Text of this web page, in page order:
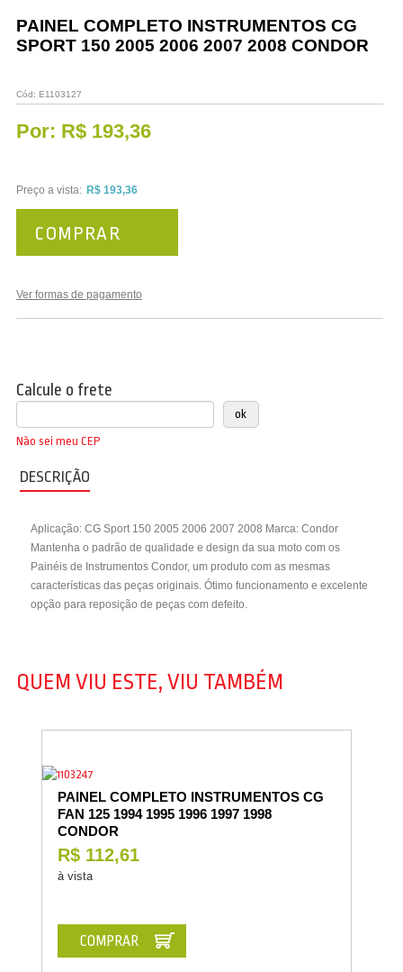
Promoções
PAINEL COMPLETO INSTRUMENTOS CG
SPORT 150 2005 2006 2007 2008 CONDOR
Cód: E1103127
Por: R$ 193,36
Preço a vista: R$ 193,36
Ver formas de pagamento
COMPRAR
Calcule o frete
Não sei meu CEP
DESCRIÇÃO
Aplicação: CG Sport 150 2005 2006 2007 2008 Marca: Condor
Mantenha o padrão de qualidade e design da sua moto com os
Painéis de Instrumentos Condor, um produto com as mesmas
características das peças originais. Ótimo funcionamento e excelente
opção para reposição de peças com defeito.
QUEM VIU ESTE, VIU TAMBÉM
PAINEL COMPLETO INSTRUMENTOS CG
FAN 125 1994 1995 1996 1997 1998
CONDOR
R$ 112,61
à vista
COMPRAR